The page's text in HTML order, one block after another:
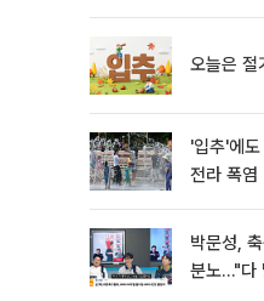
오늘은 절
'입추'에
전라 폭
박문성,
분노…"다